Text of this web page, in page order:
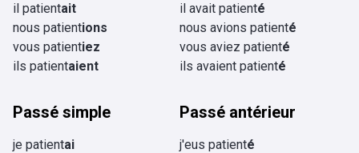
il patientait
nous patientions
vous patientiez
ils patientaient
il avait patienté
nous avions patienté
vous aviez patienté
ils avaient patienté
Passé simple
je patientai
Passé antérieur
j'eus patienté